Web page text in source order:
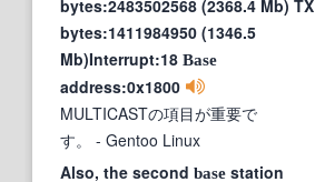
bytes:2483502568 (2368.4 Mb) TX
bytes:1411984950 (1346.5
Mb)Interrupt:18 Base
address:0x1800
MULTICASTの項目が重要で
す。
- Gentoo Linux
Also, the second base station